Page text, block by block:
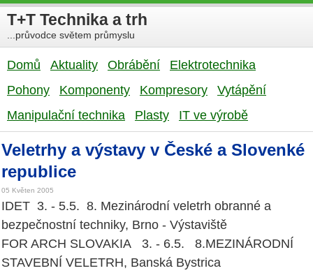
T+T Technika a trh
...průvodce světem průmyslu
Domů Aktuality Obrábění
Elektrotechnika
Pohony
Komponenty Kompresory
Vytápění
Manipulační technika
Plasty IT ve výrobě
Veletrhy a výstavy v České a Slovenké
republice
05 Květen 2005
IDET 3. - 5.5. 8. Mezinárodní veletrh obranné a
bezpečnostní techniky, Brno - Výstaviště
FOR ARCH SLOVAKIA 3. - 6.5. 8.MEZINÁRODNÍ
STAVEBNÍ VELETRH, Banská Bystrica